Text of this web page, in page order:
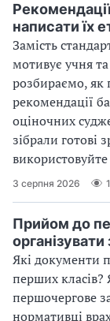
написати їх
Замість
мотивує учня
розбираємо,
рекомендації
оціночних
зібрали готові
використовуйте
3 серпня 2026
Прийом до
Які документи
перших класів?
першочергове
нормативці